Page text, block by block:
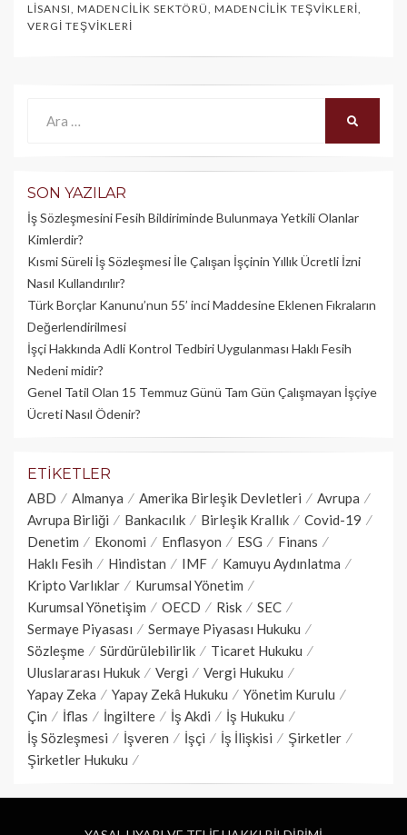
LISANSI, MADENCILIK SEKTÖRÜ, MADENCILIK TEŞVIKLERI,
VERGI TEŞVIKLERI
SON YAZILAR
İş Sözleşmesini Fesih Bildiriminde Bulunmaya Yetkili Olanlar
Kimlerdir?
Kısmi Süreli İş Sözleşmesi İle Çalışan İşçinin Yıllık Üc­retli İzni
Nasıl Kullandırılır?
Türk Borçlar Kanunu’nun 55’ inci Maddesine Eklenen Fıkraların
Değerlendirilmesi
İşçi Hakkında Adli Kontrol Tedbiri Uygulanması Haklı Fesih
Nedeni midir?
Genel Tatil Olan 15 Temmuz Günü Tam Gün Çalışmayan İşçiye
Ücreti Nasıl Ödenir?
ETIKETLER
ABD Almanya Amerika Birleşik Devletleri
Avrupa
Avrupa Birliği
Bankacılık Birleşik Krallık
Covid-19
Denetim
Ekonomi Enflasyon ESG
Finans
Haklı Fesih
Hindistan IMF
Kamuyu Aydınlatma
Kripto Varlıklar
Kurumsal Yönetim
Kurumsal Yönetişim
OECD Risk
SEC
Sermaye Piyasası
Sermaye Piyasası Hukuku
Sözleşme
Sürdürülebilirlik
Ticaret Hukuku
Uluslararası Hukuk
Vergi
Vergi Hukuku
Yapay Zeka
Yapay Zekâ Hukuku
Yönetim Kurulu
Çin
İflas İngiltere İş Akdi
İş Hukuku
İş Sözleşmesi
İşveren İşçi İş İlişkisi
Şirketler
Şirketler Hukuku